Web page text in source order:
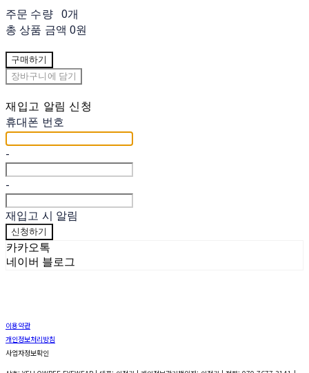
주문 수량 0개
총 상품 금액 0원
구매하기
장바구니에 담기
재입고 알림 신청
휴대폰 번호
-
-
재입고 시 알림
신청하기
카카오톡
네이버 블로그
이용약관
개인정보처리방침
사업자정보확인